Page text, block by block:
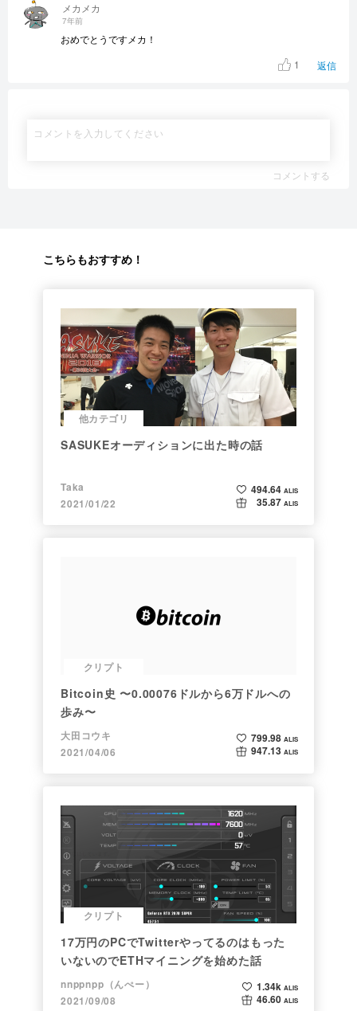
メカメカ
7年前
おめでとうですメカ！
1
返信
コメントする
こちらもおすすめ！
他カテゴリ
SASUKEオーディションに出た時の話
Taka
2021/01/22
494.64 ALIS
35.87 ALIS
クリプト
Bitcoin史 〜0.00076ドルから6万ドルへの
歩み〜
大田コウキ
2021/04/06
799.98 ALIS
947.13 ALIS
クリプト
17万円のPCでTwitterやってるのはもった
いないのでETHマイニングを始めた話
nnppnpp（んぺー）
2021/09/08
1.34k ALIS
46.60 ALIS